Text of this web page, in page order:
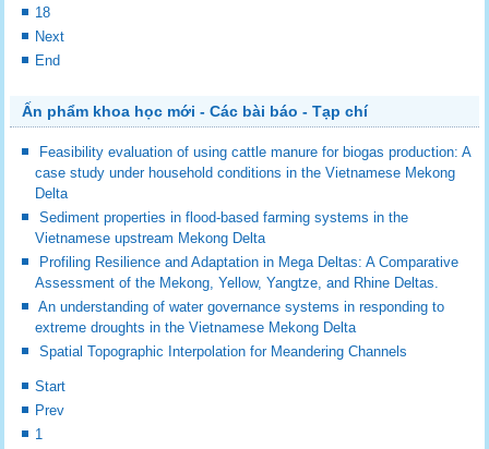
18
Next
End
Ấn phẩm khoa học mới - Các bài báo - Tạp chí
Feasibility evaluation of using cattle manure for biogas production: A
case study under household conditions in the Vietnamese Mekong
Delta
Sediment properties in flood-based farming systems in the
Vietnamese upstream Mekong Delta
Profiling Resilience and Adaptation in Mega Deltas: A Comparative
Assessment of the Mekong, Yellow, Yangtze, and Rhine Deltas.
An understanding of water governance systems in responding to
extreme droughts in the Vietnamese Mekong Delta
Spatial Topographic Interpolation for Meandering Channels
Start
Prev
1